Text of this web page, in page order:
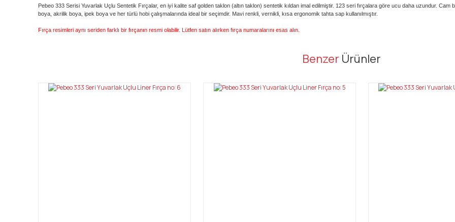
Pebeo 333 Serisi Yuvarlak Uçlu Sentetik Fırçalar, en iyi kalite saf golden taklon (altın taklon) sentetik kıldan imal edilmiştir. 123 seri fırçalara göre ucu daha uzundur.
boya, akrilik boya, ipek boya ve her türlü hobi çalışmalarında ideal bir seçimdir. Mavi renkli, vernikli, kısa ergonomik tahta sap kullanılmıştır.
Fırça resimleri aynı seriden farklı bir fırçanın resmi olabilir. Lütfen satın alırken fırça numaralarını esas alın.
Bu ürünün fiyat bilgisi, resim, ürün açıklamalarında ve diğer konularda yetersiz gördüğünüz noktaları öneri formunu kullanarak
Ürün resmi kalitesiz, bozuk veya görüntülenemiyor.
Benzer Ürünler